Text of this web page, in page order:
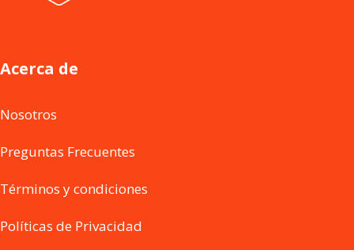
Acerca de
Nosotros
Preguntas Frecuentes
Términos y condiciones
Políticas de Privacidad